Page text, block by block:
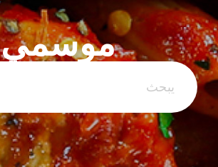
موسمي